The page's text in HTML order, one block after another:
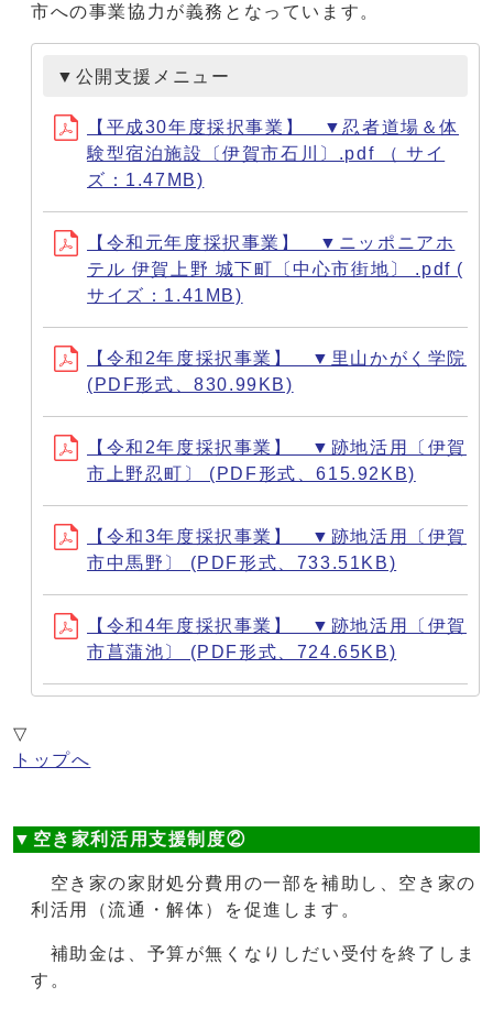
市への事業協力が義務となっています。
▼公開支援メニュー
【平成30年度採択事業】 ▼忍者道場＆体
験型宿泊施設〔伊賀市石川〕.pdf （ サイ
ズ：1.47MB)
【令和元年度採択事業】 ▼ニッポニアホ
テル 伊賀上野 城下町〔中心市街地〕 .pdf (
サイズ：1.41MB)
【令和2年度採択事業】 ▼里山かがく学院
(PDF形式、830.99KB)
【令和2年度採択事業】 ▼跡地活用〔伊賀
市上野忍町〕 (PDF形式、615.92KB)
【令和3年度採択事業】 ▼跡地活用〔伊賀
市中馬野〕 (PDF形式、733.51KB)
【令和4年度採択事業】 ▼跡地活用〔伊賀
市菖蒲池〕 (PDF形式、724.65KB)
▽
トップへ
▼空き家利活用支援制度②
空き家の家財処分費用の一部を補助し、空き家の
利活用（流通・解体）を促進します。
補助金は、予算が無くなりしだい受付を終了しま
す。